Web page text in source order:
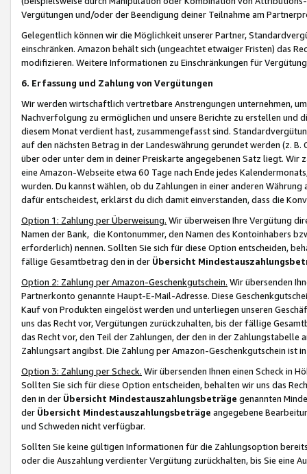
Vergütungen und/oder der Beendigung deiner Teilnahme am
Gelegentlich können wir die Möglichkeit unserer Partner,
einschränken. Amazon behält sich (ungeachtet etwaiger Fristen) das
modifizieren. Weitere Informationen zu Einschränkungen für
6. Erfassung und Zahlung von Vergütungen
Wir werden wirtschaftlich vertretbare Anstrengungen unternehmen,
Nachverfolgung zu ermöglichen und unsere Berichte zu erstellen und
diesem Monat verdient hast, zusammengefasst sind.
auf den nächsten Betrag in der Landeswährung gerundet werden (z.
über oder unter dem in deiner Preiskarte angegebenen Satz liegt.
eine Amazon-Webseite etwa 60 Tage nach Ende jedes
wurden. Du kannst wählen, ob du Zahlungen in einer anderen
dafür entscheidest, erklärst du dich damit einverstanden, dass die
Option 1: Zahlung per Überweisung. Wir überweisen Ihre Vergütung
Namen der Bank, die Kontonummer, den Namen des Kontoinhabers
erforderlich) nennen. Sollten Sie sich für diese Option entscheiden,
fällige Gesamtbetrag den in der Übersicht
Option 2: Zahlung per Amazon-Geschenkgutschein. Wir übersenden
Partnerkonto genannte Haupt-E-Mail-Adresse. Diese
Kauf von Produkten eingelöst werden und unterliegen unseren
uns das Recht vor, Vergütungen zurückzuhalten, bis der fällige
das Recht vor, den Teil der Zahlungen, der den in der
Zahlungsart angibst. Die Zahlung per Amazon-Geschenkgutschein ist
Option 3: Zahlung per Scheck. Wir übersenden Ihnen einen Scheck in
Sollten Sie sich für diese Option entscheiden, behalten wir uns das
den in der Übersicht Mindestauszahlungsbeträge genannten
der Übersicht Mindestauszahlungsbeträge angegebene
und Schweden nicht verfügbar.
Sollten Sie keine gültigen Informationen für die Zahlungsoption
oder die Auszahlung verdienter Vergütung zurückhalten, bis Sie